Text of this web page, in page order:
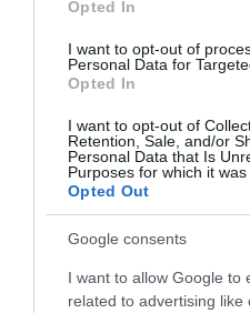
Opted In
I want to opt-out of
Personal Data for
Opted In
I want to opt-out of
Retention, Sale, and/or
Personal Data that Is
Purposes for which it was
Opted Out
Google consents
I want to allow Google to
related to advertising like
Legfrissebb híreink